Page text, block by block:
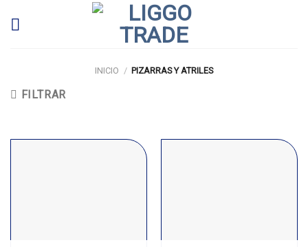
INICIO / PIZARRAS Y ATRILES
FILTRAR